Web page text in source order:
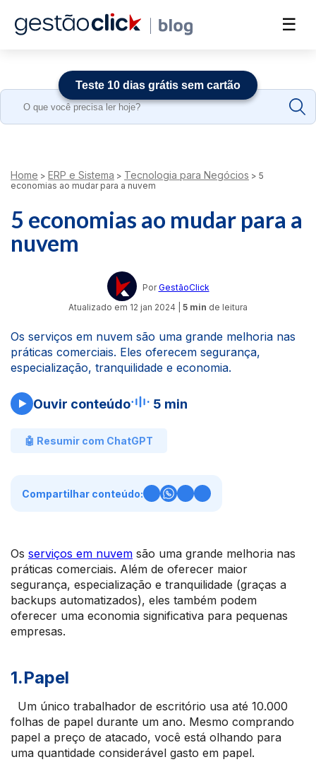
☰
Search
Home > ERP e Sistema > Tecnologia para Negócios > 5
economias ao mudar para a nuvem
5 economias ao mudar para a
nuvem
Por GestãoClick
Atualizado em 12 jan 2024 5 min de leitura
Os serviços em nuvem são uma grande melhoria nas
práticas comerciais. Eles oferecem segurança,
especialização, tranquilidade e economia.
Ouvir conteúdo 5 min
🤖 Resumir com ChatGPT
Compartilhar conteúdo:
Os serviços em nuvem são uma grande melhoria nas
práticas comerciais. Além de oferecer maior
segurança, especialização e tranquilidade (graças a
backups automatizados), eles também podem
oferecer uma economia significativa para pequenas
empresas.
1.Papel
Um único trabalhador de escritório usa até 10.000
folhas de papel durante um ano. Mesmo comprando
papel a preço de atacado, você está olhando para
uma quantidade considerável gasto em papel.
Teste 10 dias grátis sem cartão